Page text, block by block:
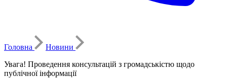
Головна
Новини
Увага! Проведення консультацій з громадськістю щодо
публічної інформації